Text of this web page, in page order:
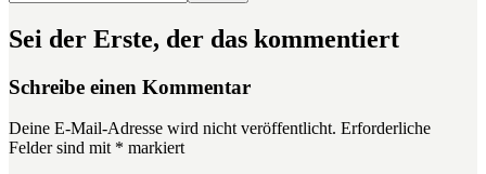
Sei der Erste, der das kommentiert
Schreibe einen Kommentar
Deine E-Mail-Adresse wird nicht veröffentlicht. Erforderliche
Felder sind mit * markiert